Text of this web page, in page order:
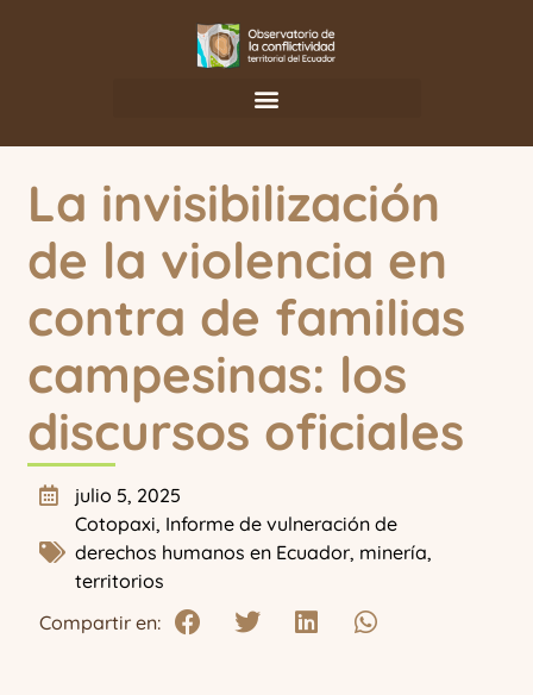
La invisibilización
de la violencia en
contra de familias
campesinas: los
discursos oficiales
julio 5, 2025
Cotopaxi, Informe de vulneración de
derechos humanos en Ecuador, minería,
territorios
Compartir en: